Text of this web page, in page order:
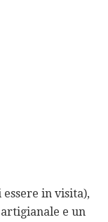
in visita),
e un